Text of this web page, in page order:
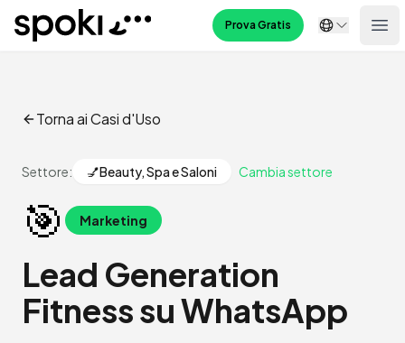
Spoki Prova Gratis
Torna ai Casi d'Uso
Settore: 💅Beauty, Spa e Saloni Cambia settore
🎯 Marketing
Lead Generation
Fitness su WhatsApp